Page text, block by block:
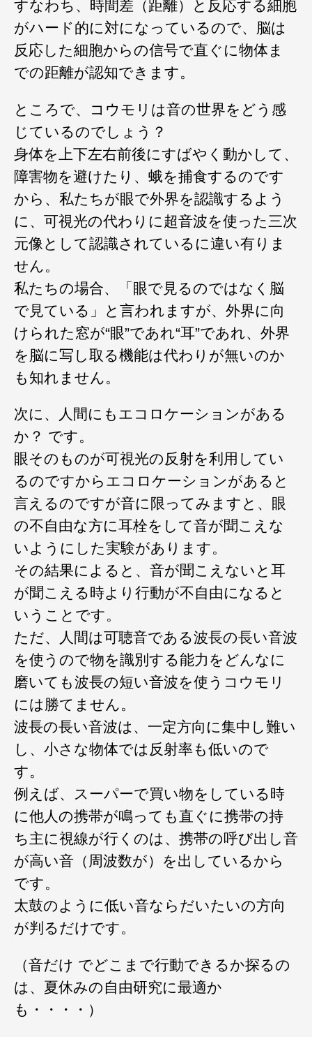
すなわち、時間差（距離）と反応する細胞
がハード的に対になっているので、脳は
反応した細胞からの信号で直ぐに物体ま
での距離が認知できます。
ところで、コウモリは音の世界をどう感
じているのでしょう？
身体を上下左右前後にすばやく動かして、
障害物を避けたり、蛾を捕食するのです
から、私たちが眼で外界を認識するよう
に、可視光の代わりに超音波を使った三次
元像として認識されているに違い有りま
せん。
私たちの場合、「眼で見るのではなく脳
で見ている」と言われますが、外界に向
けられた窓が“眼”であれ“耳”であれ、外界
を脳に写し取る機能は代わりが無いのか
も知れません。
次に、人間にもエコロケーションがある
か？ です。
眼そのものが可視光の反射を利用してい
るのですからエコロケーションがあると
言えるのですが音に限ってみますと、眼
の不自由な方に耳栓をして音が聞こえな
いようにした実験があります。
その結果によると、音が聞こえないと耳
が聞こえる時より行動が不自由になると
いうことです。
ただ、人間は可聴音である波長の長い音波
を使うので物を識別する能力をどんなに
磨いても波長の短い音波を使うコウモリ
には勝てません。
波長の長い音波は、一定方向に集中し難い
し、小さな物体では反射率も低いので
す。
例えば、スーパーで買い物をしている時
に他人の携帯が鳴っても直ぐに携帯の持
ち主に視線が行くのは、携帯の呼び出し音
が高い音（周波数が）を出しているから
です。
太鼓のように低い音ならだいたいの方向
が判るだけです。
（音だけ でどこまで行動できるか探るの
は、夏休みの自由研究に最適か
も・・・・）